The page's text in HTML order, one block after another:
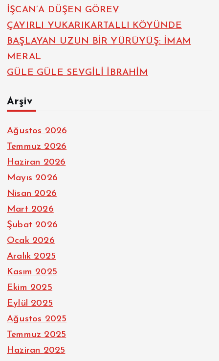
İŞCAN’A DÜŞEN GÖREV
ÇAYIRLI YUKARIKARTALLI KÖYÜNDE
BAŞLAYAN UZUN BİR YÜRÜYÜŞ: İMAM
MERAL
GÜLE GÜLE SEVGİLİ İBRAHİM
Arşiv
Ağustos 2026
Temmuz 2026
Haziran 2026
Mayıs 2026
Nisan 2026
Mart 2026
Şubat 2026
Ocak 2026
Aralık 2025
Kasım 2025
Ekim 2025
Eylül 2025
Ağustos 2025
Temmuz 2025
Haziran 2025